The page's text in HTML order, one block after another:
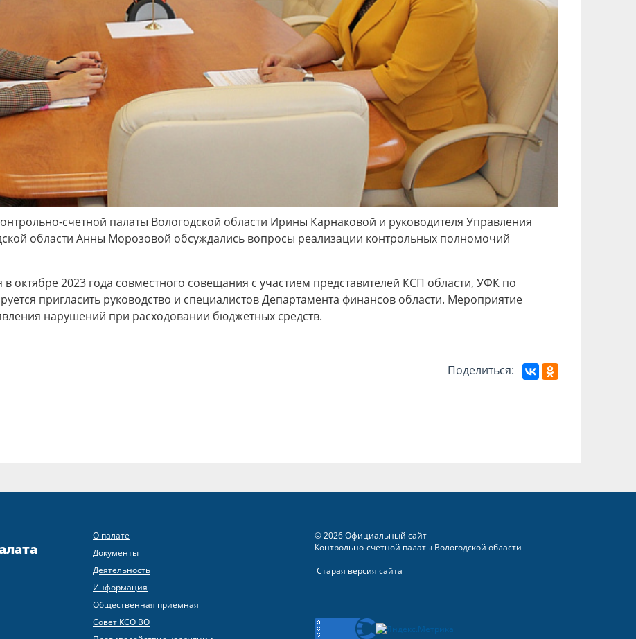
счетной палаты Вологодской области Ирины Карнаковой и руководителя Управления
области Анны Морозовой обсуждались вопросы реализации контрольных полномочий
октябре 2023 года совместного совещания с участием представителей КСП области, УФК по
пригласить руководство и специалистов Департамента финансов области. Мероприятие
нарушений при расходовании бюджетных средств.
Поделиться:
О палате
Документы
Деятельность
Информация
Общественная приемная
Совет КСО ВО
© 2026 Официальный сайт
Контрольно-счетной палаты Вологодской области
Старая версия сайта